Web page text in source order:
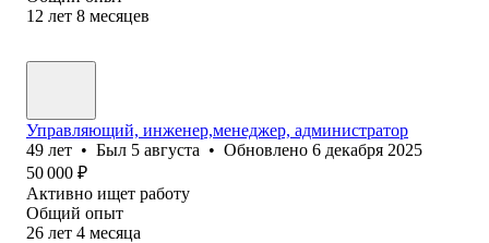
12 лет 8 месяцев
Управляющий, инженер,менеджер, администратор
49 лет • Был 5 августа • Обновлено 6 декабря 2025
50 000 ₽
Активно ищет работу
Общий опыт
26 лет 4 месяца